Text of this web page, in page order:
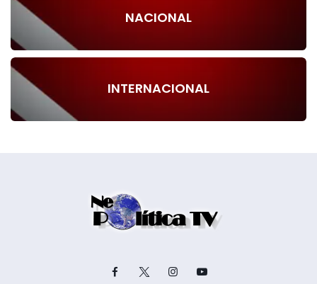
NACIONAL
INTERNACIONAL